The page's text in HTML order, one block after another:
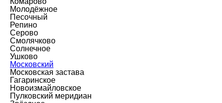
Молодёжное
Песочный
Репино
Серово
Смолячково
Солнечное
Ушково
Московский
Московская застава
Гагаринское
Новоизмайловское
Пулковский меридиан